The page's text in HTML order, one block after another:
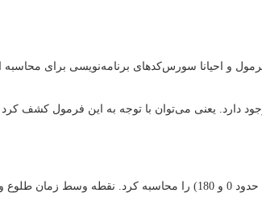
و احیانا سورس‌کدهای برنامه‌نویسی برای محاسبه
یعنی می‌توان با توجه به این فرمول کشف کرد
با استفاده از این فرمول می‌توان زمان «طلوع» و «غروب» (زاویه